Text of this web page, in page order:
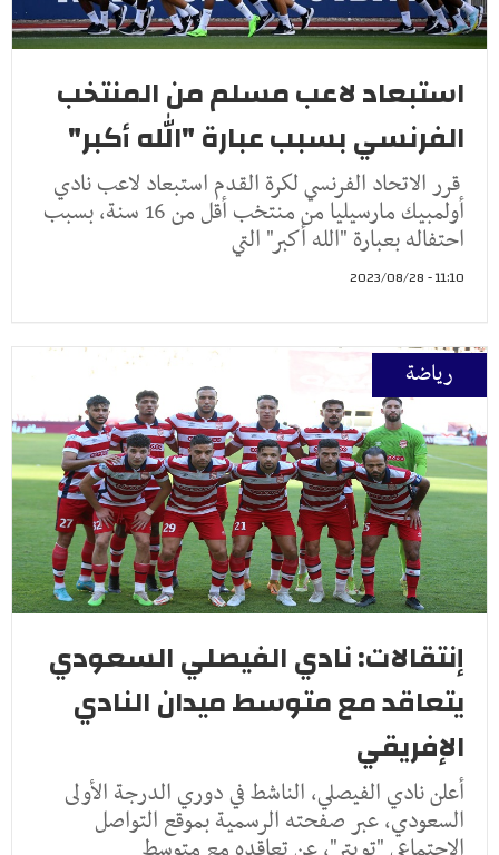
استبعاد لاعب مسلم من المنتخب
الفرنسي بسبب عبارة "الله أكبر"
قرر الاتحاد الفرنسي لكرة القدم استبعاد لاعب نادي
أولمبيك مارسيليا من منتخب أقل من 16 سنة، بسبب
احتفاله بعبارة "الله أكبر" التي
11:10 - 2023/08/28
رياضة
إنتقالات: نادي الفيصلي السعودي
يتعاقد مع متوسط ميدان النادي
الإفريقي
أعلن نادي الفيصلي، الناشط في دوري الدرجة الأولى
السعودي، عبر صفحته الرسمية بموقع التواصل